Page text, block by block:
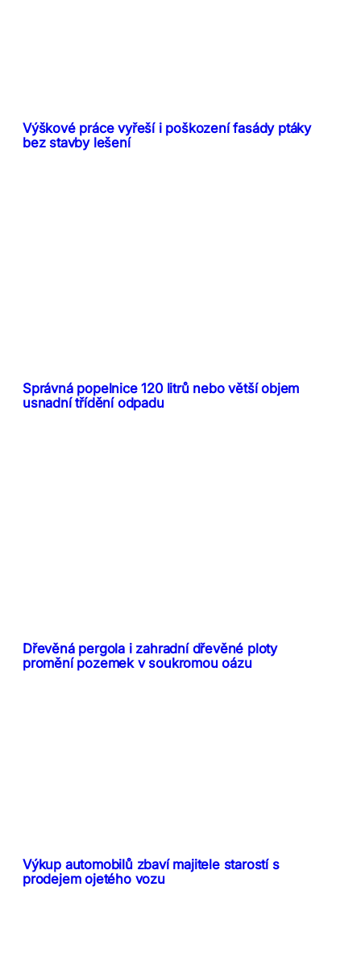
Výškové práce vyřeší i poškození fasády ptáky
bez stavby lešení
Správná popelnice 120 litrů nebo větší objem
usnadní třídění odpadu
Dřevěná pergola i zahradní dřevěné ploty
promění pozemek v soukromou oázu
Výkup automobilů zbaví majitele starostí s
prodejem ojetého vozu